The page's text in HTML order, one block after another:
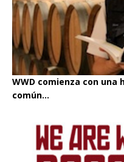
WWD comienza con una
común...